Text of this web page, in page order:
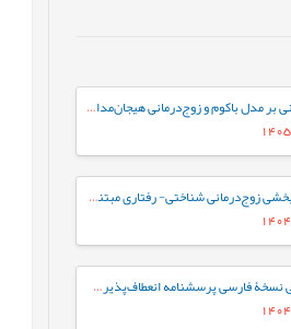
اثربخشی درمان مبتنی بر مدل باکوم و زوج‌درمانی هیجان‌مدار بر بخشودگی، شرم درونی‌شده و حل مسئله در قربانیان خیانت زناشویی
کارآزمایی بالینی اثربخشی زوج‌درمانی شناختی- رفتاری مبتنی‌بر هیجان در کاهش فرسودگی و بهبود صمیمیت زناشویی زوجین متعارض
ویژگی‌های روانسنجی نسخۀ فارسی پرسشنامه انعطاف‌پذیری روان‌شناختی والدین (6-PAQ)